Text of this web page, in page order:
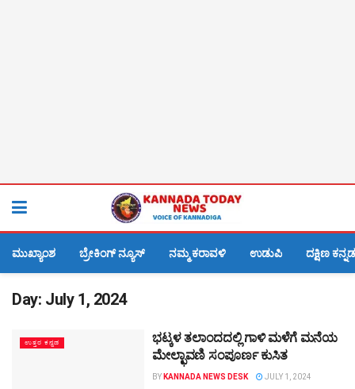
ಮುಖ್ಯಾಂಶ ಬ್ರೇಕಿಂಗ್ ನ್ಯೂಸ್ ನಮ್ಮ ಕರಾವಳಿ ಉಡುಪಿ ದಕ್ಷಿಣ ಕನ್ನಡ
Day: July 1, 2024
ಉತ್ತರ ಕನ್ನಡ
ಭಟ್ಕಳ ತಲಾಂದದಲ್ಲಿ ಗಾಳಿ ಮಳೆಗೆ ಮನೆಯ
ಮೇಲ್ಛಾವಣಿ ಸಂಪೂರ್ಣ ಕುಸಿತ
BY KANNADA NEWS DESK
JULY 1, 2024